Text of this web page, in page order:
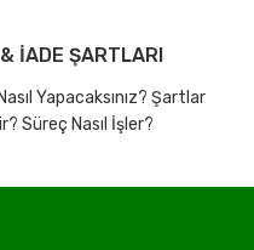
İADE ŞARTLARI
Yapacaksınız? Şartlar
Süreç Nasıl İşler?